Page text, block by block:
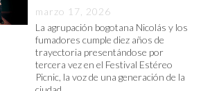
marzo 17, 2026
La agrupación bogotana Nicolás y los
fumadores cumple diez años de
trayectoria presentándose por
tercera vez en el Festival Estéreo
Picnic, la voz de una generación de la